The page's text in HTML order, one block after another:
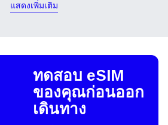
แสดงเพิ่มเติม
ทดสอบ eSIM
ของคุณก่อนออก
เดินทาง